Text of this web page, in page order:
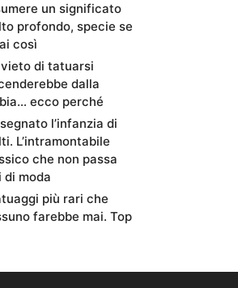
un significato
profondo, specie se
così
di tatuarsi
dalla
ecco perché
l’infanzia di
L’intramontabile
che non passa
di moda
più rari che
farebbe mai. Top